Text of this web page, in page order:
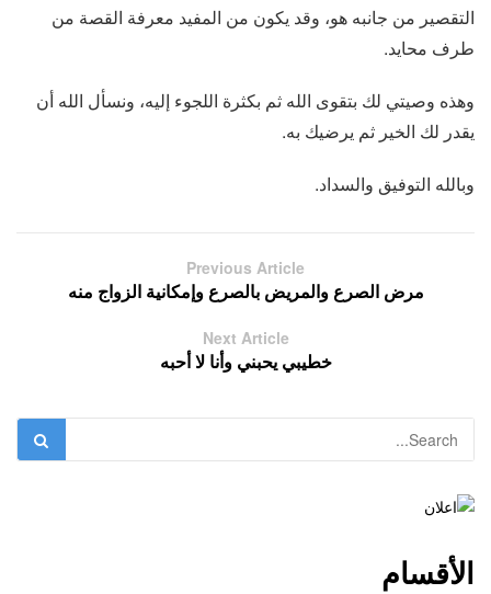
التقصير من جانبه هو، وقد يكون من المفيد معرفة القصة من
طرف محايد.
وهذه وصيتي لك بتقوى الله ثم بكثرة اللجوء إليه، ونسأل الله أن
يقدر لك الخير ثم يرضيك به.
وبالله التوفيق والسداد.
Previous Article
مرض الصرع والمريض بالصرع وإمكانية الزواج منه
Next Article
خطيبي يحبني وأنا لا أحبه
الأقسام